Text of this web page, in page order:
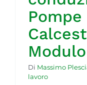
Di Massimo
lavoro